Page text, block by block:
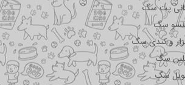
پت سگ
سگ
و کندی سگ
سگ
سگ